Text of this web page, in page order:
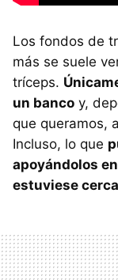
Los fondos de
más se suele
tríceps.
un banco y,
que queramos,
Incluso, lo que
apoyándolos
estuviese